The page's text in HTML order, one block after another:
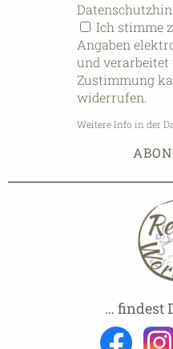
Ich stimme
Angaben
und verarbeitet
Zustimmung
widerrufen.
Weitere Info in der
… findest